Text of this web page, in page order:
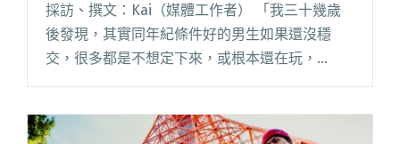
採訪、撰文：Kai（媒體工作者） 「我三十幾歲
後發現，其實同年紀條件好的男生如果還沒穩
交，很多都是不想定下來，或根本還在玩，
只是趁勢交往，互相耽誤青春。 閱讀全文 "唯愛